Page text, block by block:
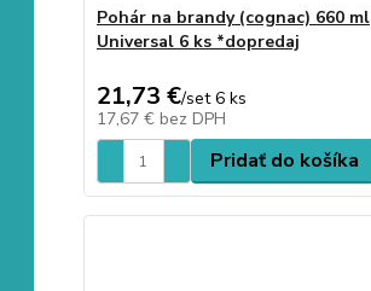
Pohár na brandy (cognac) 660 ml
Universal 6 ks *dopredaj
21,73 €/set 6 ks
17,67 € bez DPH
Pridať do košíka